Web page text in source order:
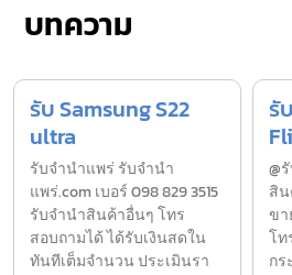
บทความ
รับ Samsung S22
ultra
รับจํานำแพร่ รับจํานํา
แพร่.com เบอร์ 098 829 3515
รับจำนำสินค้าอื่นๆ โทร
สอบถามได้ ได้รับเงินสดใน
ทันทีเต็มจำนวน ประเมินรา
รั
@
สิ
ขา
โท
กร